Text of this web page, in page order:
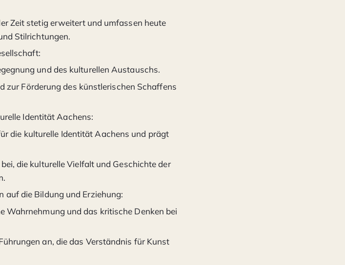
Zeit stetig erweitert und umfassen heute
Stilrichtungen.
und des kulturellen Austauschs.
zur Förderung des künstlerischen Schaffens
Identität Aachens:
die kulturelle Identität Aachens und prägt
die kulturelle Vielfalt und Geschichte der
auf die Bildung und Erziehung:
Wahrnehmung und das kritische Denken bei
an, die das Verständnis für Kunst